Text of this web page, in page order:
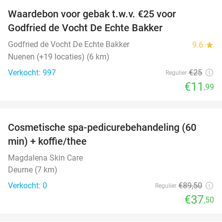
Waardebon voor gebak t.w.v. €25 voor
Godfried de Vocht De Echte Bakker
Godfried de Vocht De Echte Bakker 9.6 star
Nuenen (+19 locaties) (6 km)
Verkocht: 997
Regulier €25
€11 ,99
58%
TODAY
Cosmetische spa-pedicurebehandeling (60
min) + koffie/thee
Magdalena Skin Care
Deurne (7 km)
Verkocht: 0
Regulier €89,50
€37,50